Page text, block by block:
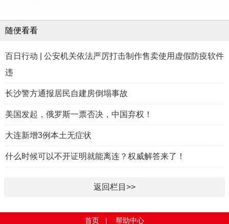
随便看看
百日行动 | 公安机关依法严厉打击制作售卖使用虚假防疫软件
违
长沙警方通报居民自建房倒塌事故
美国发起，俄罗斯一票否决，中国弃权！
大连新增3例本土无症状
什么时候可以不开证明就能离连？权威解答来了！
返回栏目>>
首页 | 帮助中心